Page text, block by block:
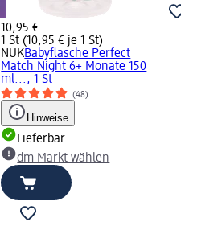
10,95 €
1 St (10,95 € je 1 St)
NUKBabyflasche Perfect
Match Night 6+ Monate 150
ml..., 1 St
(48)
Hinweise
Lieferbar
dm Markt wählen